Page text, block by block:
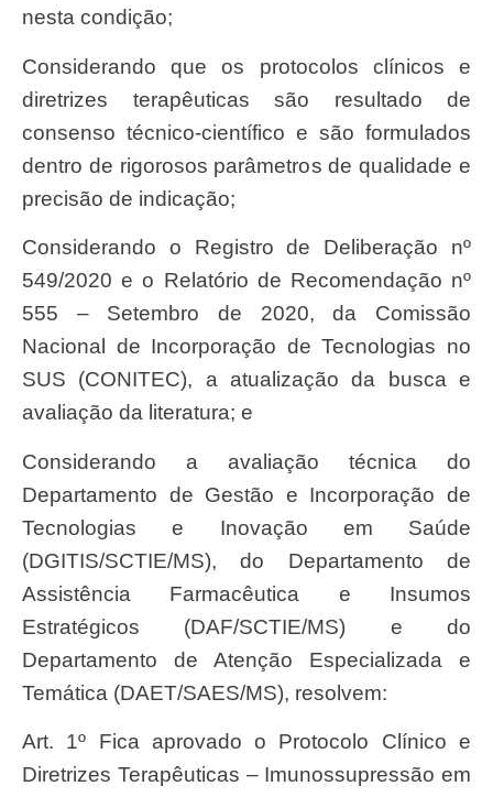
nesta condição;
Considerando que os protocolos clínicos e
diretrizes terapêuticas são resultado de
consenso técnico-científico e são formulados
dentro de rigorosos parâmetros de qualidade e
precisão de indicação;
Considerando o Registro de Deliberação nº
549/2020 e o Relatório de Recomendação nº
555 – Setembro de 2020, da Comissão
Nacional de Incorporação de Tecnologias no
SUS (CONITEC), a atualização da busca e
avaliação da literatura; e
Considerando a avaliação técnica do
Departamento de Gestão e Incorporação de
Tecnologias e Inovação em Saúde
(DGITIS/SCTIE/MS), do Departamento de
Assistência Farmacêutica e Insumos
Estratégicos (DAF/SCTIE/MS) e do
Departamento de Atenção Especializada e
Temática (DAET/SAES/MS), resolvem:
Art. 1º Fica aprovado o Protocolo Clínico e
Diretrizes Terapêuticas – Imunossupressão em